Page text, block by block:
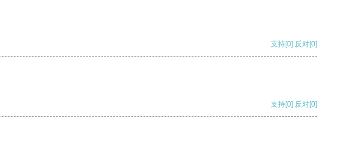
支持[0] 反对[0]
支持[0] 反对[0]